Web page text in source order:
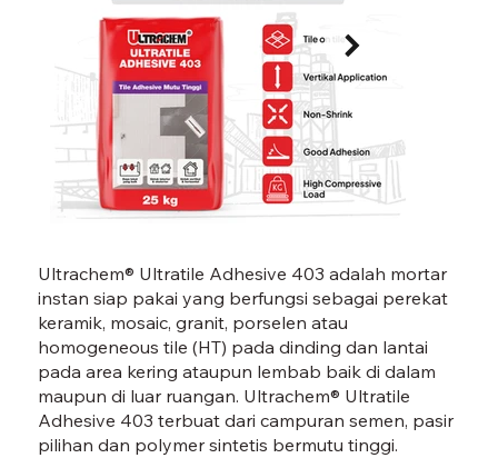
ADHESIVE 403-01.jpg
Ultrachem® Ultratile Adhesive 403 adalah mortar
instan siap pakai yang berfungsi sebagai perekat
keramik, mosaic, granit, porselen atau
homogeneous tile (HT) pada dinding dan lantai
pada area kering ataupun lembab baik di dalam
maupun di luar ruangan. Ultrachem® Ultratile
Adhesive 403 terbuat dari campuran semen, pasir
pilihan dan polymer sintetis bermutu tinggi.